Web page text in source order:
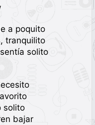
a poquito
tranquilito
solito
solito
bajar